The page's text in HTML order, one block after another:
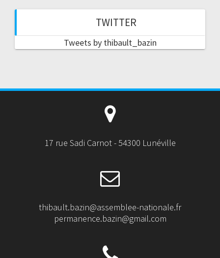
TWITTER
Tweets by thibault_bazin
17 rue Sadi Carnot - 54300 Lunéville
thibault.bazin@assemblee-nationale.fr
permanence.bazin@gmail.com